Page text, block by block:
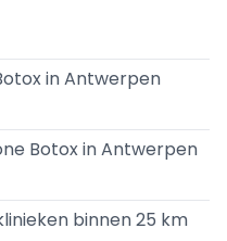
in Antwerpen
Botox in Antwerpen
binnen 25 km